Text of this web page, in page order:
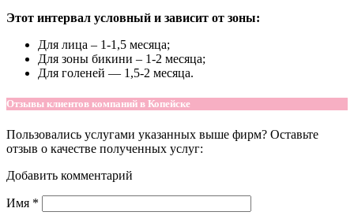
Этот интервал условный и зависит от зоны:
Для лица – 1-1,5 месяца;
Для зоны бикини – 1-2 месяца;
Для голеней — 1,5-2 месяца.
Отзывы клиентов компаний в Копейске
Пользовались услугами указанных выше фирм? Оставьте
отзыв о качестве полученных услуг:
Добавить комментарий
Имя *